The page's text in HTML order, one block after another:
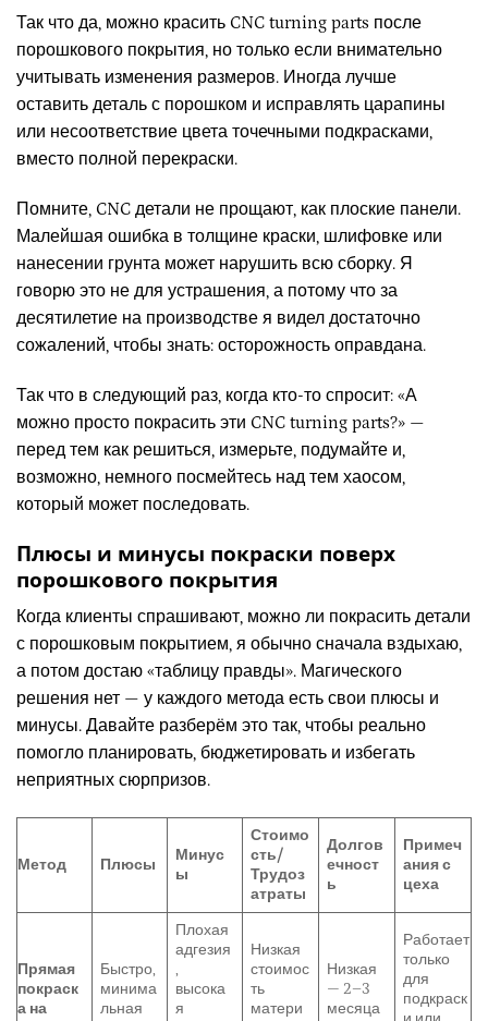
Так что да, можно красить CNC turning parts после
порошкового покрытия, но только если внимательно
учитывать изменения размеров. Иногда лучше
оставить деталь с порошком и исправлять царапины
или несоответствие цвета точечными подкрасками,
вместо полной перекраски.
Помните, CNC детали не прощают, как плоские панели.
Малейшая ошибка в толщине краски, шлифовке или
нанесении грунта может нарушить всю сборку. Я
говорю это не для устрашения, а потому что за
десятилетие на производстве я видел достаточно
сожалений, чтобы знать: осторожность оправдана.
Так что в следующий раз, когда кто-то спросит: «А
можно просто покрасить эти CNC turning parts?» —
перед тем как решиться, измерьте, подумайте и,
возможно, немного посмейтесь над тем хаосом,
который может последовать.
Плюсы и минусы покраски поверх
порошкового покрытия
Когда клиенты спрашивают, можно ли покрасить детали
с порошковым покрытием, я обычно сначала вздыхаю,
а потом достаю «таблицу правды». Магического
решения нет — у каждого метода есть свои плюсы и
минусы. Давайте разберём это так, чтобы реально
помогло планировать, бюджетировать и избегать
неприятных сюрпризов.
Метод Плюсы
Минус
ы
Стоимо
сть/
Трудоз
атраты
Долгов
ечност
ь
Примеч
ания с
цеха
Прямая
покраск
а на
Быстро,
минима
льная
Плохая
адгезия
,
высока
я
Низкая
стоимос
ть
матери
Низкая
— 2–3
месяца
Работает
только
для
подкраск